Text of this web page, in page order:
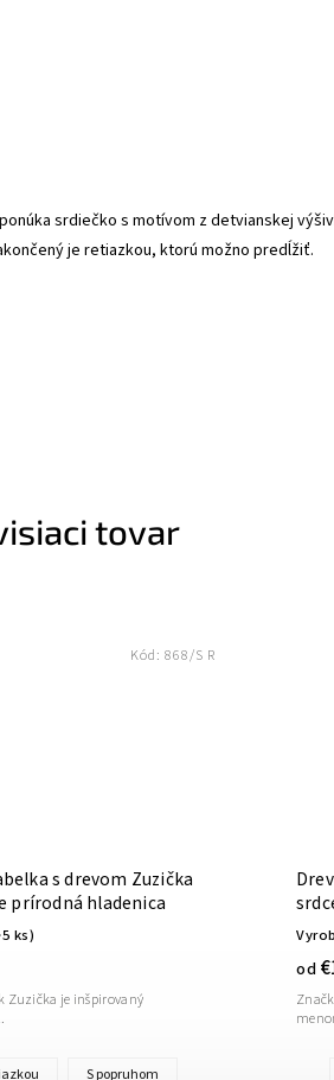
srdiečko s motívom z detvianskej
je retiazkou, ktorú možno predĺžiť.
tovar
s drevom Zuzička
prírodná hladenica
ks)
Zuzička je inšpirovaný
S popruhom
Kód: 868/S R
od